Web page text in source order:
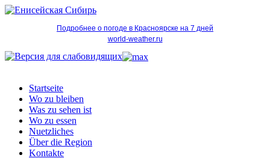
Подробнее о погоде в Красноярске на 7 дней
world-weather.ru
Startseite
Wo zu bleiben
Was zu sehen ist
Wo zu essen
Nuetzliches
Über die Region
Kontakte